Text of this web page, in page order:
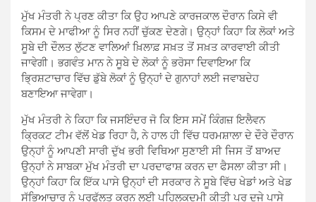
ਮੁੱਖ ਮੰਤਰੀ ਨੇ ਪ੍ਰਣ ਕੀਤਾ ਕਿ ਉਹ ਆਪਣੇ ਕਾਰਜਕਾਲ ਦੌਰਾਨ ਕਿਸੇ ਵੀ
ਕਿਸਮ ਦੇ ਮਾਫੀਆ ਨੂੰ ਸਿਰ ਨਹੀਂ ਚੁੱਕਣ ਦੇਣਗੇ। ਉਨ੍ਹਾਂ ਕਿਹਾ ਕਿ ਲੋਕਾਂ ਅਤੇ
ਸੂਬੇ ਦੀ ਦੌਲਤ ਲੁੱਟਣ ਵਾਲਿਆਂ ਖ਼ਿਲਾਫ਼ ਸਖ਼ਤ ਤੋਂ ਸਖ਼ਤ ਕਾਰਵਾਈ ਕੀਤੀ
ਜਾਵੇਗੀ। ਭਗਵੰਤ ਮਾਨ ਨੇ ਸੂਬੇ ਦੇ ਲੋਕਾਂ ਨੂੰ ਭਰੋਸਾ ਦਿਵਾਇਆ ਕਿ
ਭ੍ਰਿਸ਼ਟਾਚਾਰ ਵਿੱਚ ਡੁੱਬੇ ਲੋਕਾਂ ਨੂੰ ਉਨ੍ਹਾਂ ਦੇ ਗੁਨਾਹਾਂ ਲਈ ਜਵਾਬਦੇਹ
ਬਣਾਇਆ ਜਾਵੇਗਾ।
ਮੁੱਖ ਮੰਤਰੀ ਨੇ ਕਿਹਾ ਕਿ ਜਸਇੰਦਰ ਜੋ ਕਿ ਇਸ ਸਮੇਂ ਕਿੰਗਜ਼ ਇਲੈਵਨ
ਕ੍ਰਿਕਟ ਟੀਮ ਵੱਲੋਂ ਖੇਡ ਰਿਹਾ ਹੈ, ਨੇ ਹਾਲ ਹੀ ਵਿੱਚ ਧਰਮਸ਼ਾਲਾ ਦੇ ਦੌਰੇ ਦੌਰਾਨ
ਉਨ੍ਹਾਂ ਨੂੰ ਆਪਣੀ ਸਾਰੀ ਦੁੱਖ ਭਰੀ ਵਿਥਿਆ ਸੁਣਾਈ ਸੀ ਜਿਸ ਤੋਂ ਬਾਅਦ
ਉਨ੍ਹਾਂ ਨੇ ਸਾਬਕਾ ਮੁੱਖ ਮੰਤਰੀ ਦਾ ਪਰਦਾਫਾਸ਼ ਕਰਨ ਦਾ ਫੈਸਲਾ ਕੀਤਾ ਸੀ।
ਉਨ੍ਹਾਂ ਕਿਹਾ ਕਿ ਇੱਕ ਪਾਸੇ ਉਨ੍ਹਾਂ ਦੀ ਸਰਕਾਰ ਨੇ ਸੂਬੇ ਵਿੱਚ ਖੇਡਾਂ ਅਤੇ ਖੇਡ
ਸੱਭਿਆਚਾਰ ਨੂੰ ਪ੍ਰਫੁੱਲਤ ਕਰਨ ਲਈ ਪਹਿਲਕਦਮੀ ਕੀਤੀ ਪਰ ਦੂਜੇ ਪਾਸੇ